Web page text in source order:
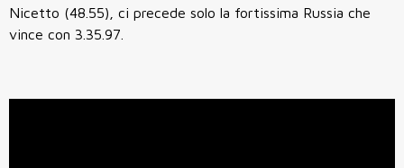
Nicetto (48.55), ci precede solo la fortissima Russia che
vince con 3.35.97.